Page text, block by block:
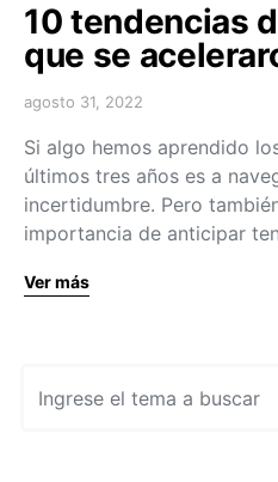
10 tendencias
que se
agosto 31, 2022
Si algo hemos aprendido
últimos tres años es a
incertidumbre. Pero
importancia de anticipar
Ver más